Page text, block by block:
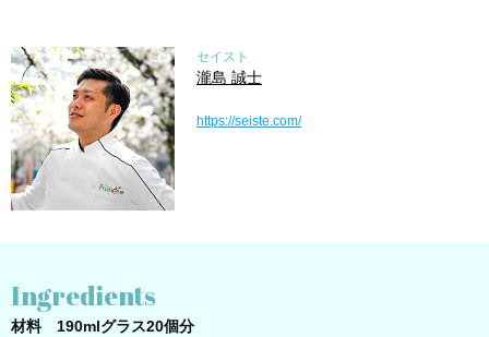
セイスト
瀧島 誠士
https://seiste.com/
Ingredients
材料 190mlグラス20個分